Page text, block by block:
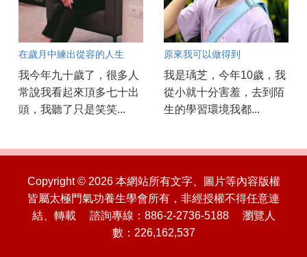
在歲月中練出從容的人生
我今年九十歲了，很多人
常說我看起來頂多七十出
頭，我聽了只是笑笑...
原來我可以做得到
我是瑀芝，今年10歲，我
從小就十分害羞，去到陌
生的學習環境我都...
Copyright © 2026 本網站所有文字、圖片等內容版權
皆屬太極門氣功養生學會所有，非經授權不得任意連
結、轉載 諮詢專線：886-2-2736-5188 瀏覽人
數：226,162,537